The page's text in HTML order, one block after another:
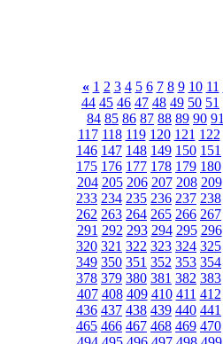
« 1 2 3 4 5 6 7 8 9 10 11
44 45 46 47 48 49 50 51
84 85 86 87 88 89 90 91
117 118 119 120 121 122
146 147 148 149 150 151
175 176 177 178 179 180
204 205 206 207 208 209
233 234 235 236 237 238
262 263 264 265 266 267
291 292 293 294 295 296
320 321 322 323 324 325
349 350 351 352 353 354
378 379 380 381 382 383
407 408 409 410 411 412
436 437 438 439 440 441
465 466 467 468 469 470